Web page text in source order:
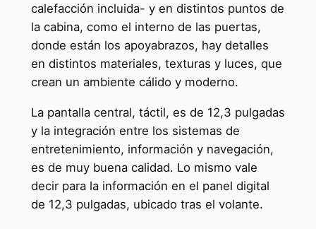
calefacción incluida- y en distintos puntos de
la cabina, como el interno de las puertas,
donde están los apoyabrazos, hay detalles
en distintos materiales, texturas y luces, que
crean un ambiente cálido y moderno.
La pantalla central, táctil, es de 12,3 pulgadas
y la integración entre los sistemas de
entretenimiento, información y navegación,
es de muy buena calidad. Lo mismo vale
decir para la información en el panel digital
de 12,3 pulgadas, ubicado tras el volante.